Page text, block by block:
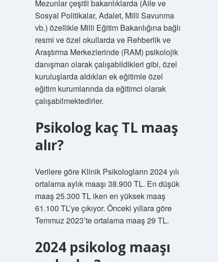
Mezunlar çeşitli bakanlıklarda (Aile ve
Sosyal Politikalar, Adalet, Milli Savunma
vb.) özellikle Milli Eğitim Bakanlığına bağlı
resmi ve özel okullarda ve Rehberlik ve
Araştırma Merkezlerinde (RAM) psikolojik
danışman olarak çalışabildikleri gibi, özel
kuruluşlarda aldıkları ek eğitimle özel
eğitim kurumlarında da eğitimci olarak
çalışabilmektedirler.
Psikolog kaç TL maaş
alır?
Verilere göre Klinik Psikologların 2024 yılı
ortalama aylık maaşı 38.900 TL. En düşük
maaş 25.300 TL iken en yüksek maaş
61.100 TL’ye çıkıyor. Önceki yıllara göre
Temmuz 2023’te ortalama maaş 29 TL.
2024 psikolog maaşı